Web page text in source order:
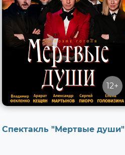
12+
Спектакль "Мертвые души"